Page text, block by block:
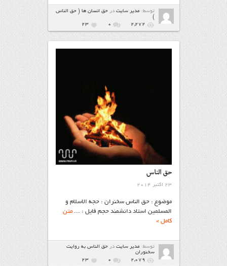
توسط: مدیر سایتدرحق انسان ها ( حق الناس
)
2,272
۰ 23
حق الناس
23 اکتبر 2014
موضوع : حق الناس سخنران : حجه الاسلام و
المسلمین استاد دانشمند حجم فایل : ...متن
کامل »
توسط: مدیر سایتدرحق الناس به روایت
سخنوران
2,079
۰ 23